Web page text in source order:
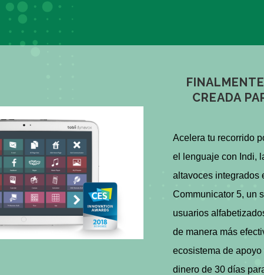
CREADA
Acelera tu recorrido
el lenguaje con Indi,
altavoces integrados
Communicator 5, un
usuarios
de manera más
ecosistema de
dinero de 30 días